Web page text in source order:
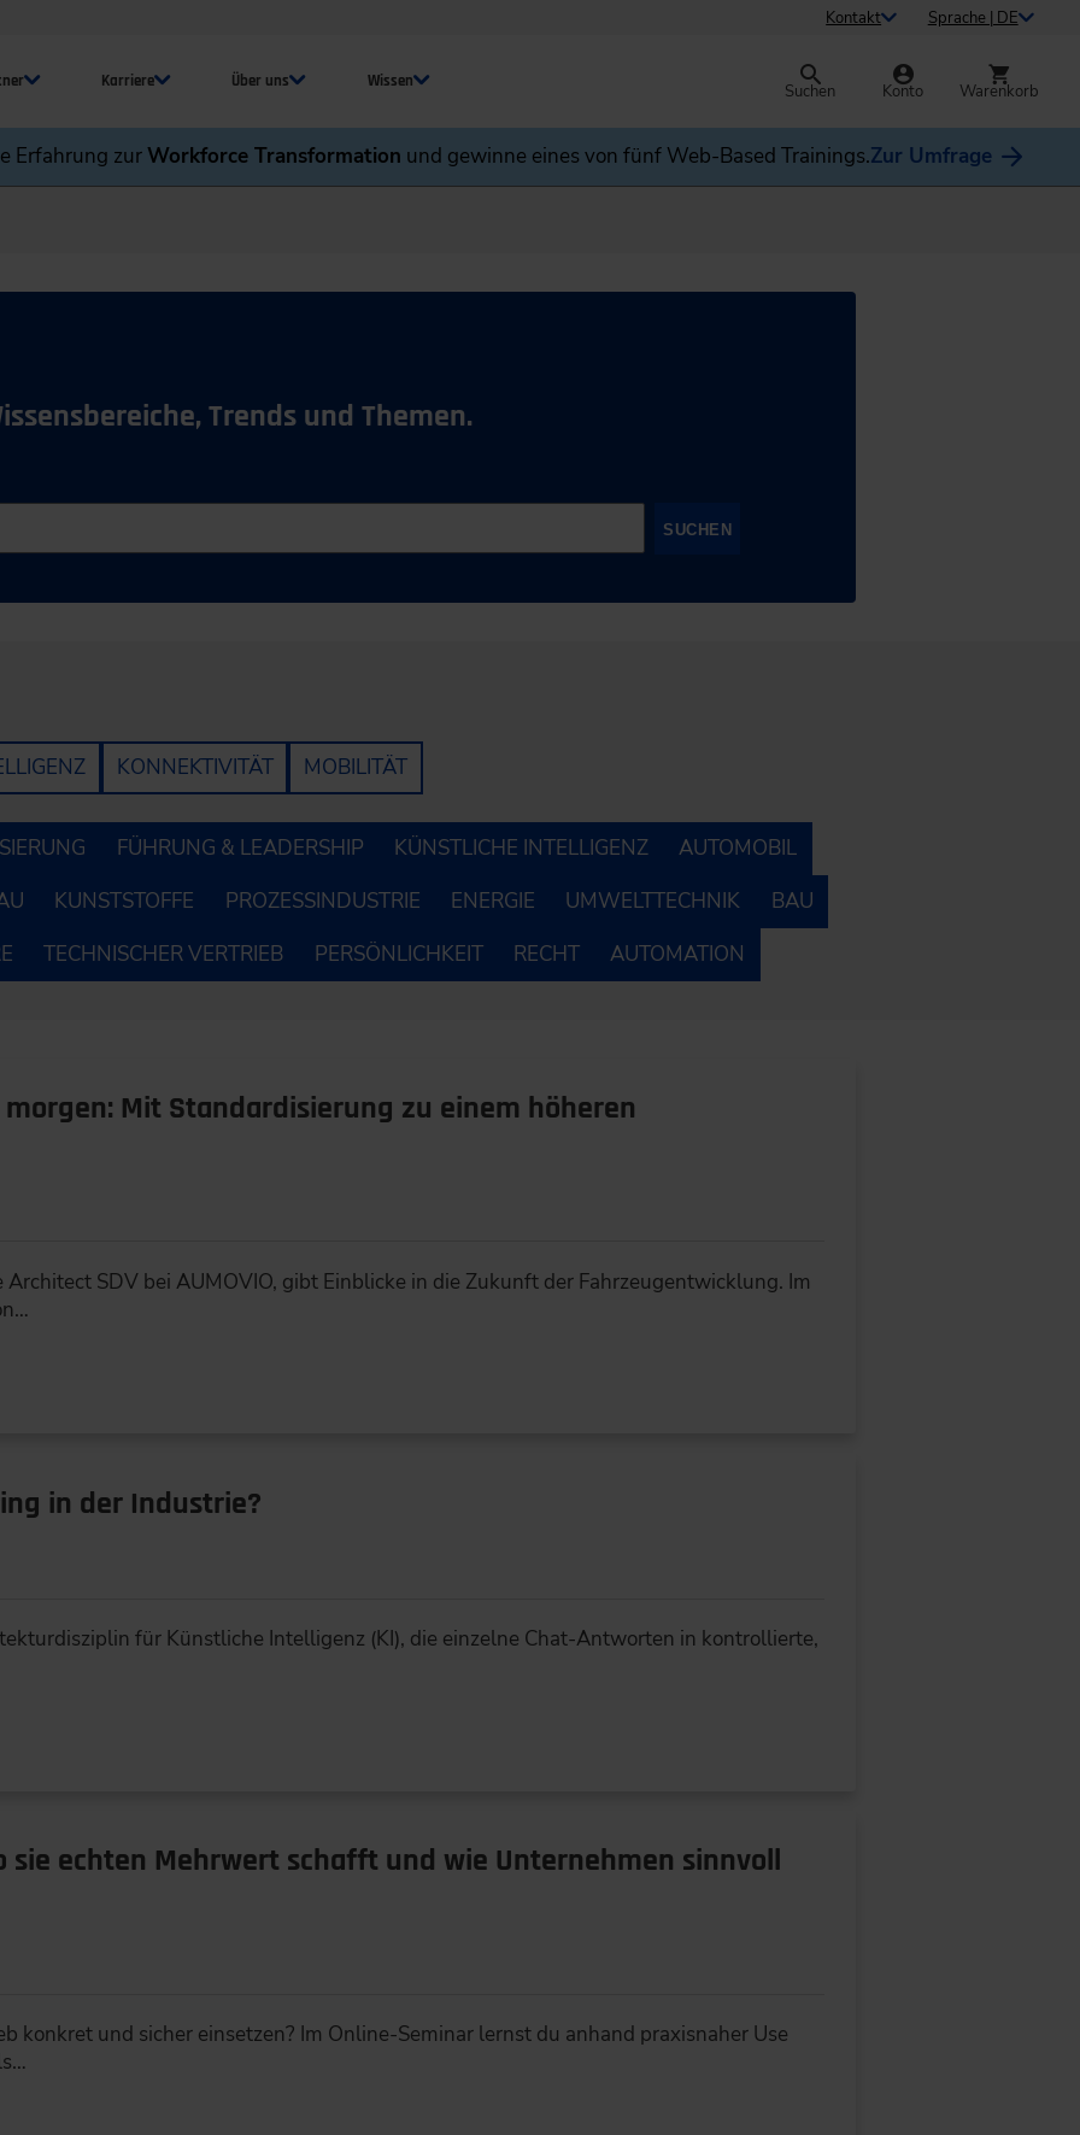
Kontakt Sprache | DE
Karriere Über uns Wissen Suchen Konto Warenkorb
Erfahrung zurWorkforce Transformation und gewinne eines von fünf Web-Based Trainings.Zur Umfrage
Trends und Themen.
SUCHEN
KONNEKTIVITÄT MOBILITÄT
FÜHRUNG & LEADERSHIP KÜNSTLICHE INTELLIGENZ
AUTOMOBIL
KUNSTSTOFFE PROZESSINDUSTRIE ENERGIE UMWELTTECHNIK
BAU
TECHNISCHER VERTRIEB PERSÖNLICHKEIT RECHT AUTOMATION
Mit Standardisierung zu einem höheren
SDV bei AUMOVIO, gibt Einblicke in die Zukunft der Fahrzeugentwicklung. Im
in der Industrie?
für Künstliche Intelligenz (KI), die einzelne Chat-Antworten in kontrollierte,
sie echten Mehrwert schafft und wie Unternehmen sinnvoll
konkret und sicher einsetzen? Im Online-Seminar lernst du anhand praxisnaher Use